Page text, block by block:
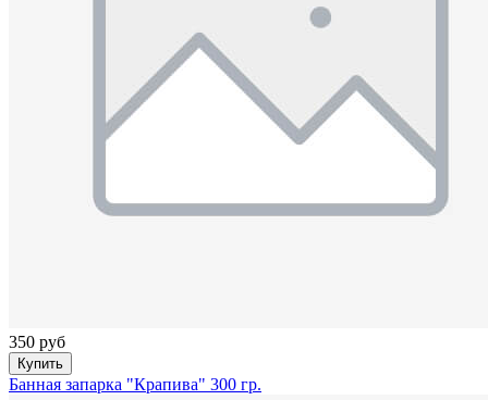
350 руб
Купить
Банная запарка "Крапива" 300 гр.